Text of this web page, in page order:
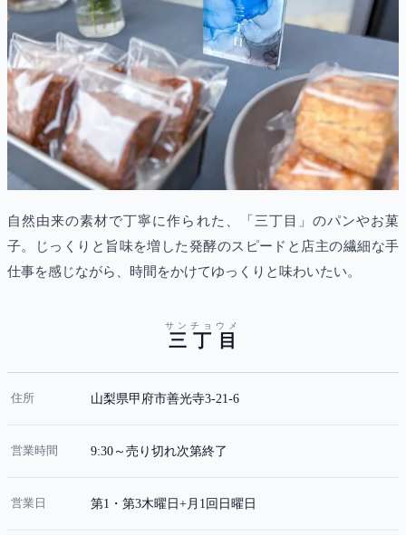
自然由来の素材で丁寧に作られた、「三丁目」のパンやお菓
子。じっくりと旨味を増した発酵のスピードと店主の繊細な手
仕事を感じながら、時間をかけてゆっくりと味わいたい。
三丁目
サンチョウメ
住所 山梨県甲府市善光寺3-21-6
営業時間 9:30～売り切れ次第終了
営業日 第1・第3木曜日+月1回日曜日